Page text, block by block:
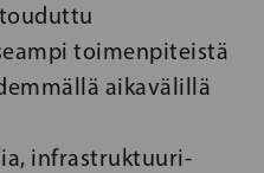
toimenpiteistä
aikavälillä
infrastruktuuri-